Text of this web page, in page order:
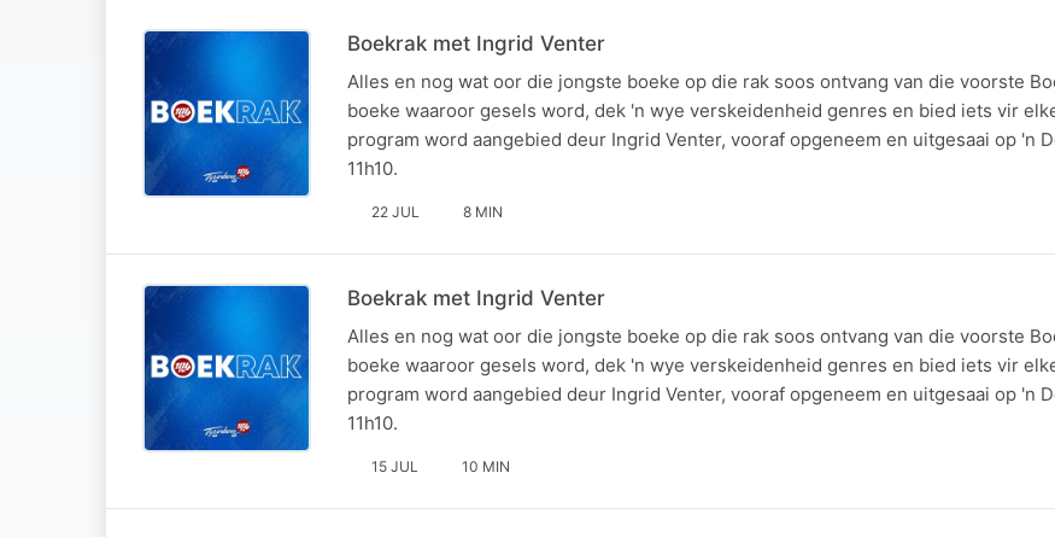
Boekrak met Ingrid Venter
Alles en nog wat oor die jongste boeke op die rak soos ontvang van die voorste
boeke waaroor gesels word, dek 'n wye verskeidenheid genres en bied iets vir
program word aangebied deur Ingrid Venter, vooraf opgeneem en uitgesaai op 'n
11h10.
22 JUL 8 MIN
Boekrak met Ingrid Venter
Alles en nog wat oor die jongste boeke op die rak soos ontvang van die voorste
boeke waaroor gesels word, dek 'n wye verskeidenheid genres en bied iets vir
program word aangebied deur Ingrid Venter, vooraf opgeneem en uitgesaai op 'n
11h10.
15 JUL 10 MIN